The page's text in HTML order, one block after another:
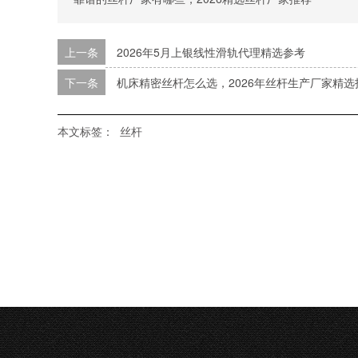
上一条
2026年5月上银线性滑轨代理精选参考
下一条
机床精密丝杆怎么选，2026年丝杆生产厂家精选
本文标签： 丝杆